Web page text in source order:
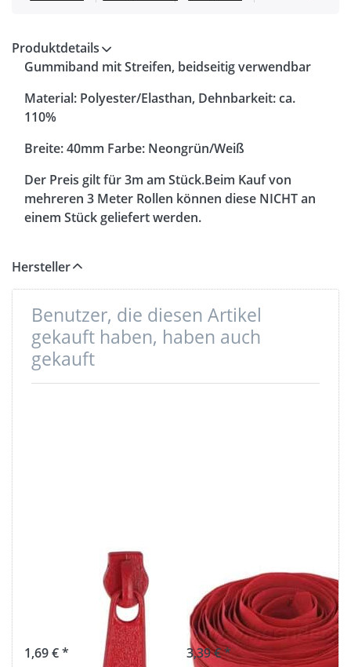
Produktdetails
Gummiband mit Streifen, beidseitig verwendbar
Material: Polyester/Elasthan, Dehnbarkeit: ca.
110%
Breite: 40mm Farbe: Neongrün/Weiß
Der Preis gilt für 3m am Stück.Beim Kauf von
mehreren 3 Meter Rollen können diese NICHT an
einem Stück geliefert werden.
Hersteller
Benutzer, die diesen Artikel
gekauft haben, haben auch
gekauft
Zipper für 5mm
Reißverschlüsse,
Farbe: Rot - 10
1,69 € *
Reißverschluss,
5mm Schiene,
Farbe: Rot
3,39 € *